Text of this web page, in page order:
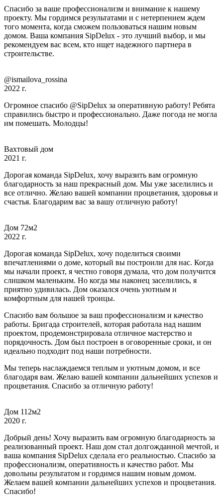
Спасибо за ваше профессионализм и внимание к нашему
проекту. Мы гордимся результатами и с нетерпением ждем
того момента, когда сможем пользоваться нашим новым
домом. Ваша компания SipDelux - это лучший выбор, и мы
рекомендуем вас всем, кто ищет надежного партнера в
строительстве.
@ismailova_rossina
2022 г.
Огромное спасибо @SipDelux за оперативную работу! Ребята
справились быстро и профессионально. Даже погода не могла
им помешать. Молодцы!
Вахтовый дом
2021 г.
Дорогая команда SipDelux, хочу выразить вам огромную
благодарность за наш прекрасный дом. Мы уже заселились и
все отлично. Желаю вашей компании процветания, здоровья и
счастья. Благодарим вас за вашу отличную работу!
Дом 72м2
2022 г.
Дорогая команда SipDelux, хочу поделиться своими
впечатлениями о доме, который вы построили для нас. Когда
мы начали проект, я честно говоря думала, что дом получится
слишком маленьким. Но когда мы наконец заселились, я
приятно удивилась. Дом оказался очень уютным и
комфортным для нашей троицы.
Спасибо вам большое за ваш профессионализм и качество
работы. Бригада строителей, которая работала над нашим
проектом, продемонстрировала отличное мастерство и
порядочность. Дом был построен в оговоренные сроки, и он
идеально подходит под наши потребности.
Мы теперь наслаждаемся теплым и уютным домом, и все
благодаря вам. Желаю вашей компании дальнейших успехов и
процветания. Спасибо за отличную работу!
Дом 112м2
2020 г.
Добрый день! Хочу выразить вам огромную благодарность за
реализованный проект. Наш дом стал долгожданной мечтой, и
ваша компания SipDelux сделала его реальностью. Спасибо за
профессионализм, оперативность и качество работ. Мы
довольны результатом и гордимся нашим новым домом.
Желаем вашей компании дальнейших успехов и процветания.
Спасибо!